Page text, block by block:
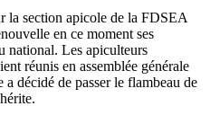
la section apicole de la FDSEA
en ce moment ses
national. Les apiculteurs
réunis en assemblée générale
décidé de passer le flambeau de